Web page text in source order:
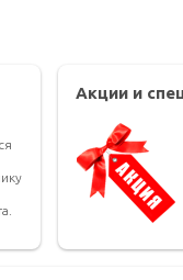
Акции и